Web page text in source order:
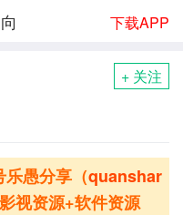
下载APP
+ 关注
愚分享（quanshar
视资源+软件资源